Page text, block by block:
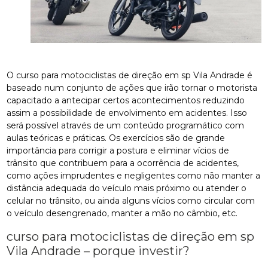
O curso para motociclistas de direção em sp Vila Andrade é
baseado num conjunto de ações que irão tornar o motorista
capacitado a antecipar certos acontecimentos reduzindo
assim a possibilidade de envolvimento em acidentes. Isso
será possível através de um conteúdo programático com
aulas teóricas e práticas. Os exercícios são de grande
importância para corrigir a postura e eliminar vícios de
trânsito que contribuem para a ocorrência de acidentes,
como ações imprudentes e negligentes como não manter a
distância adequada do veículo mais próximo ou atender o
celular no trânsito, ou ainda alguns vícios como circular com
o veículo desengrenado, manter a mão no câmbio, etc.
curso para motociclistas de direção em sp
Vila Andrade – porque investir?